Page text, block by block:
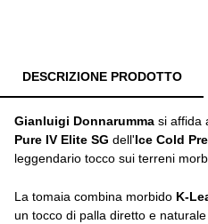
DESCRIZIONE PRODOTTO
Gianluigi Donnarumma si affida
Pure IV Elite SG dell'Ice Cold
leggendario tocco sui terreni
La tomaia combina morbido K-
un tocco di palla diretto e